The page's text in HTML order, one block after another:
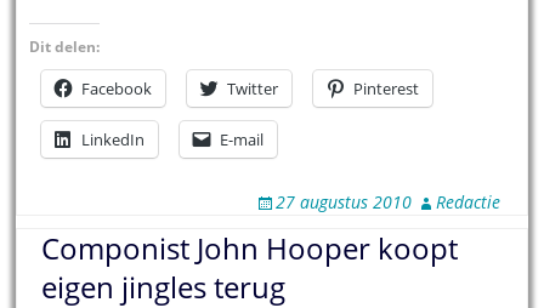
Dit delen:
Facebook Twitter Pinterest
LinkedIn E-mail
27 augustus 2010 Redactie
Componist John Hooper koopt
eigen jingles terug